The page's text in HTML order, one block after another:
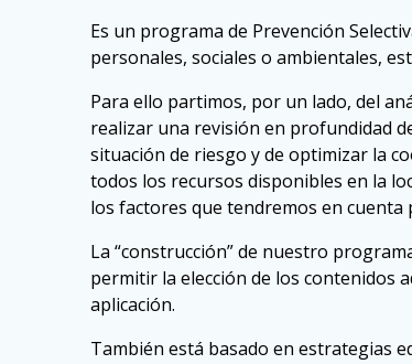
Es un programa de Prevención
personales, sociales o ambientales,
Para ello partimos, por un lado, del
realizar una revisión en profundidad
situación de riesgo y de optimizar la
todos los recursos disponibles en la
los factores que tendremos en cuenta
La “construcción” de nuestro
permitir la elección de los contenidos
aplicación.
También está basado en estrategias